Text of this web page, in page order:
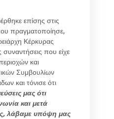
επίσης στις
πραγματοποίησε,
Κέρκυρας
συναντήσεις που είχε
και
Συμβουλίων
και τόνισε ότι
μας ότι
και μετά
λάβαμε υπόψη μας